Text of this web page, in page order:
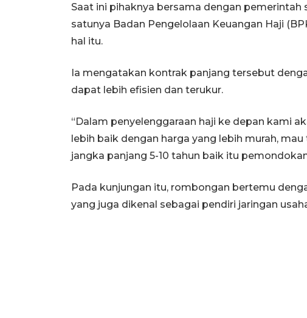
Saat ini pihaknya bersama dengan
satunya Badan Pengelolaan Keuangan Haji
hal itu.
Ia mengatakan kontrak panjang tersebut
dapat lebih efisien dan terukur.
“Dalam penyelenggaraan haji ke depan kami
lebih baik dengan harga yang lebih murah,
jangka panjang 5-10 tahun baik itu
Pada kunjungan itu, rombongan bertemu
yang juga dikenal sebagai pendiri jaringan